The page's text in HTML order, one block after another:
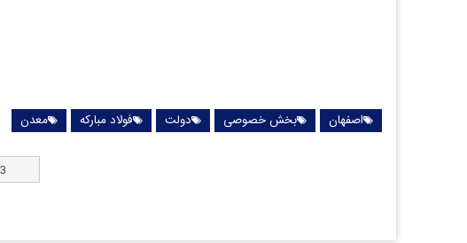
اصفهان بخش خصوصی دولت فولاد مبارکه معدن